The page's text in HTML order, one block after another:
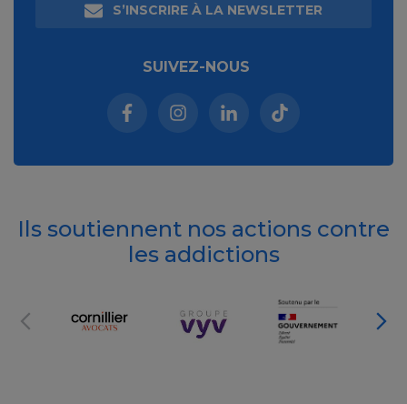
S’INSCRIRE À LA NEWSLETTER
SUIVEZ-NOUS
Facebook (nouvelle fenêtre)
Instagram (nouvelle fenêtre)
Linkedin (nouvelle
Tiktok (nouvelle
Ils soutiennent nos actions contre
les addictions